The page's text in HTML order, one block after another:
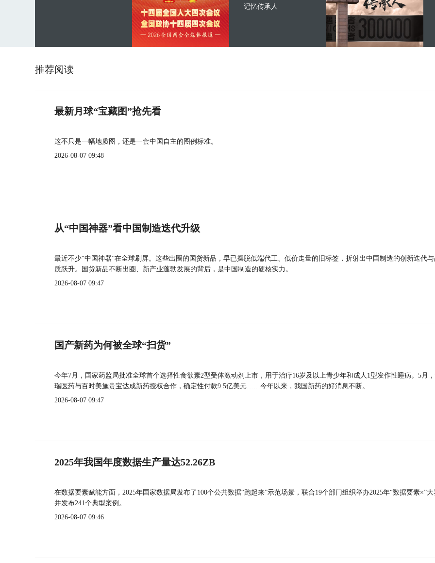
记忆传承人
推荐阅读
最新月球“宝藏图”抢先看
这不只是一幅地质图，还是一套中国自主的图例标准。
2026-08-07 09:48
从“中国神器”看中国制造迭代升级
最近不少“中国神器”在全球刷屏。这些出圈的国货新品，早已摆脱低端代工、低价走量的旧标签，折射出中国制造的创新迭代
质跃升。国货新品不断出圈、新产业蓬勃发展的背后，是中国制造的硬核实力。
2026-08-07 09:47
国产新药为何被全球“扫货”
今年7月，国家药监局批准全球首个选择性食欲素2型受体激动剂上市，用于治疗16岁及以上青少年和成人1型发作性睡病。5月
瑞医药与百时美施贵宝达成新药授权合作，确定性付款9.5亿美元……今年以来，我国新药的好消息不断。
2026-08-07 09:47
2025年我国年度数据生产量达52.26ZB
在数据要素赋能方面，2025年国家数据局发布了100个公共数据“跑起来”示范场景，联合19个部门组织举办2025年“数据要素×”大
并发布241个典型案例。
2026-08-07 09:46